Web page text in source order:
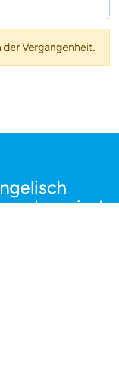
der Vergangenheit.